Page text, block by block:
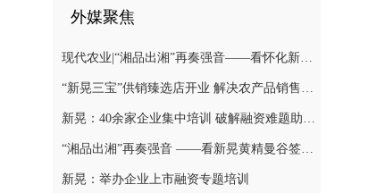
外媒聚焦
现代农业|“湘品出湘”再奏强音——看怀化新晃黄精曼谷签单背后的“强链密码”
“新晃三宝”供销臻选店开业 解决农产品销售难题
新晃：40余家企业集中培训 破解融资难题助力发展
“湘品出湘”再奏强音 ——看新晃黄精曼谷签单背后的“强链密码”
新晃：举办企业上市融资专题培训